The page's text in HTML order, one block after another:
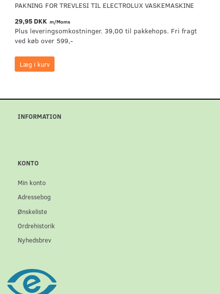
PAKNING FOR TREVLESI TIL ELECTROLUX VASKEMASKINE
29,95 DKK m/Moms
Plus leveringsomkostninger. 39,00 til pakkehops. Fri fragt
ved køb over 599,-
Læg i kurv
INFORMATION
KONTO
Min konto
Adressebog
Ønskeliste
Ordrehistorik
Nyhedsbrev